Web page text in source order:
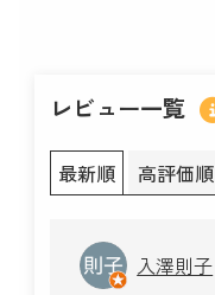
レビュー一覧
最新順 高評価順
入澤則子